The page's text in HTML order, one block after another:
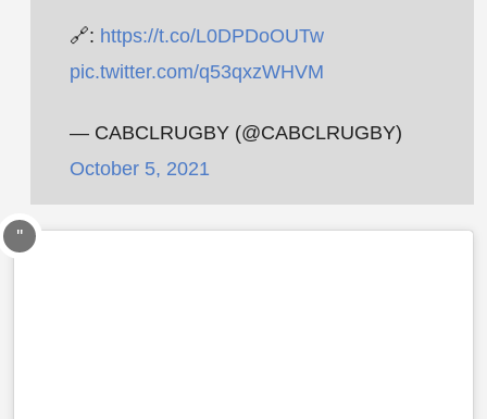
🔗: https://t.co/L0DPDoOUTw
pic.twitter.com/q53qxzWHVM
— CABCLRUGBY (@CABCLRUGBY)
October 5, 2021